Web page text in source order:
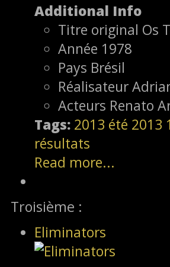
Additional Info
Titre original Os
Année 1978
Pays Brésil
Réalisateur
Acteurs Renato
Tags: 2013 été 2013
résultats
Read more...
Troisième :
Eliminators